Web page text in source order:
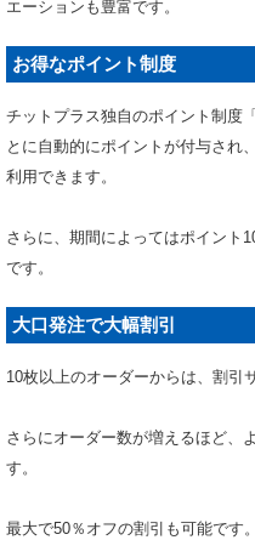
エーションも豊富です。
お得なポイント制度
チットプラス独自のポイント制度
とに自動的にポイントが付与され
利用できます。
さらに、期間によってはポイント
です。
大口発注で大幅割引
10枚以上のオーダーからは、割引
さらにオーダー数が増えるほど、
す。
最大で50％オフの割引も可能です。